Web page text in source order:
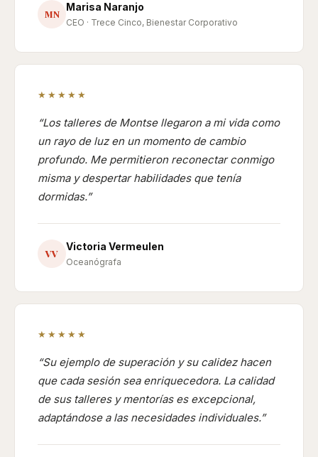
MN
Marisa Naranjo
CEO · Trece Cinco, Bienestar Corporativo
★★★★★
Los talleres de Montse llegaron a mi vida como
un rayo de luz en un momento de cambio
profundo. Me permitieron reconectar conmigo
misma y despertar habilidades que tenía
dormidas.
VV
Victoria Vermeulen
Oceanógrafa
★★★★★
Su ejemplo de superación y su calidez hacen
que cada sesión sea enriquecedora. La calidad
de sus talleres y mentorías es excepcional,
adaptándose a las necesidades individuales.